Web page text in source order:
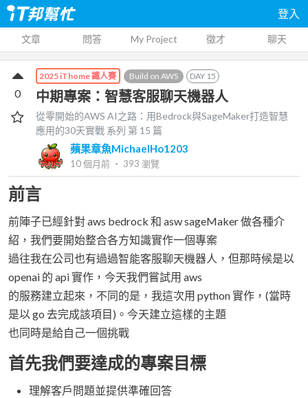
登入
文章 問答 My Project 徵才 聊天
2025 iThome 鐵人賽 Build on AWS DAY 15
中期專案：智慧客服聊天機器人
從零開始的AWS AI之路：用Bedrock與SageMaker打造智慧
應用的30天實戰 系列 第 15 篇
蘋果章魚MichaelHo1203
10 個月前 ‧ 393 瀏覽
0
前言
前陣子已經針對 aws bedrock 和 asw sageMaker 做各種介
紹，我們要開始整合各方知識實作一個專案
過往我在公司也有過過智能客服聊天機器人，但那時候是以
openai 的 api 實作，今天我們嘗試用 aws
的服務建立起來，不同的是，我這次用 python 實作，(當時
是以 go 去完成該項目)。今天建立這樣的主題
也同時是給自己一個挑戰
首先我們要達成的專案目標
理解客戶問題並提供準確回答